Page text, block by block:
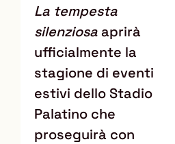
La tempesta
silenziosa aprirà
ufficialmente la
stagione di eventi
estivi dello Stadio
Palatino che
proseguirà con